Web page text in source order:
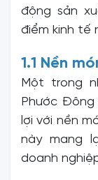
động sản
điểm kinh tế
1.1 Nền
Một trong
Phước
lợi với nền
này mang
doanh